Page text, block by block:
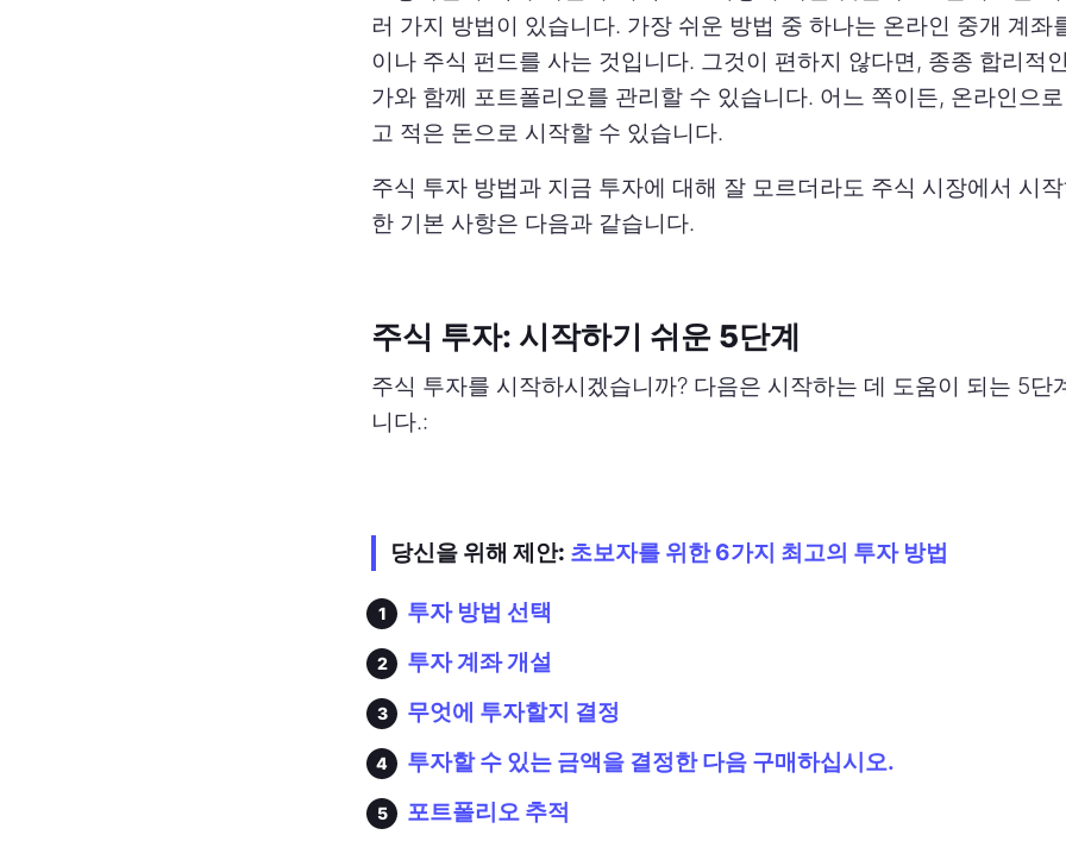
러 가지 방법이 있습니다. 가장 쉬운 방법 중 하나는 온라인 중개 계좌
이나 주식 펀드를 사는 것입니다. 그것이 편하지 않다면, 종종 합리적
가와 함께 포트폴리오를 관리할 수 있습니다. 어느 쪽이든, 온라인으
고 적은 돈으로 시작할 수 있습니다.
주식 투자 방법과 지금 투자에 대해 잘 모르더라도 주식 시장에서 시
한 기본 사항은 다음과 같습니다.
주식 투자: 시작하기 쉬운 5단계
주식 투자를 시작하시겠습니까? 다음은 시작하는 데 도움이 되는 5단
니다.:
당신을 위해 제안: 초보자를 위한 6가지 최고의 투자 방법
투자 방법 선택
투자 계좌 개설
무엇에 투자할지 결정
투자할 수 있는 금액을 결정한 다음 구매하십시오.
포트폴리오 추적